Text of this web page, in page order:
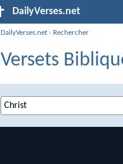
DailyVerses.net
DailyVerses.net › Rechercher
Versets